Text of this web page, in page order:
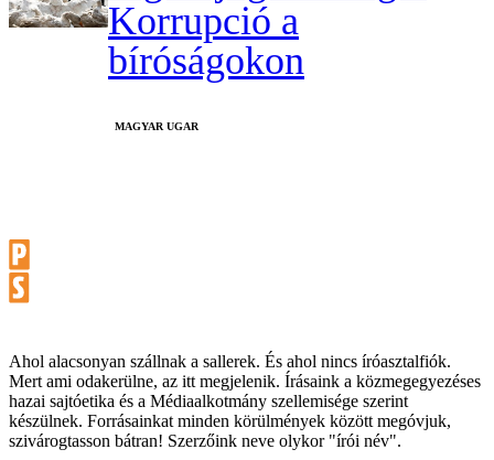
Korrupció a
bíróságokon
MAGYAR UGAR
Ahol alacsonyan szállnak a sallerek. És ahol nincs íróasztalfiók.
Mert ami odakerülne, az itt megjelenik. Írásaink a közmegegyezéses
hazai sajtóetika és a Médiaalkotmány szellemisége szerint
készülnek. Forrásainkat minden körülmények között megóvjuk,
szivárogtasson bátran! Szerzőink neve olykor "írói név".